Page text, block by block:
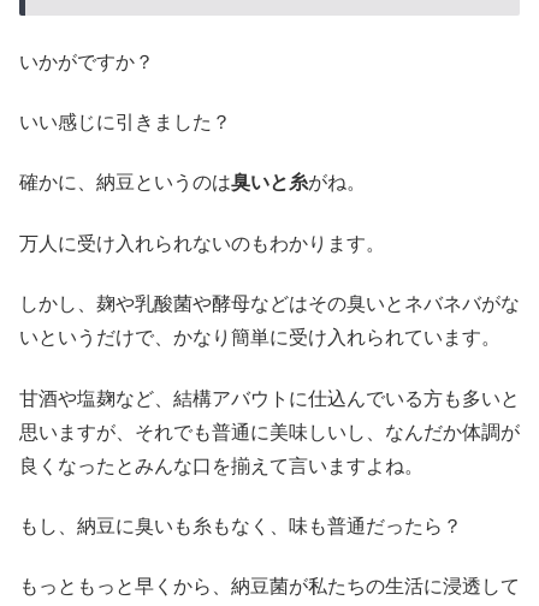
いかがですか？
いい感じに引きました？
確かに、納豆というのは臭いと糸がね。
万人に受け入れられないのもわかります。
しかし、麹や乳酸菌や酵母などはその臭いとネバネバがな
いというだけで、かなり簡単に受け入れられています。
甘酒や塩麹など、結構アバウトに仕込んでいる方も多いと
思いますが、それでも普通に美味しいし、なんだか体調が
良くなったとみんな口を揃えて言いますよね。
もし、納豆に臭いも糸もなく、味も普通だったら？
もっともっと早くから、納豆菌が私たちの生活に浸透して